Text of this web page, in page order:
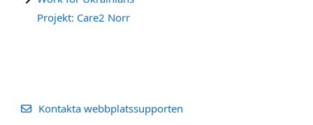
Projekt: Care2 Norr
Kontakta webbplatssupporten